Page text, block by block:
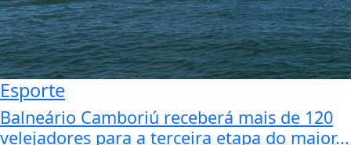
Esporte
Balneário Camboriú receberá mais de 120
velejadores para a terceira etapa do maior...